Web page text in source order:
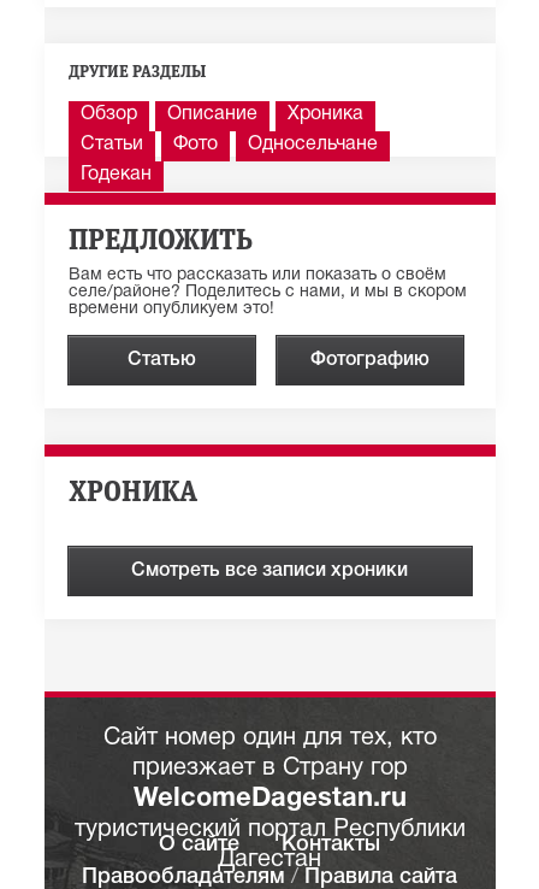
ДРУГИЕ РАЗДЕЛЫ
Обзор Описание
Хроника
Статьи
Фото
Односельчане
Годекан
ПРЕДЛОЖИТЬ
Вам есть что рассказать или показать о своём
селе/районе? Поделитесь с нами, и мы в скором
времени опубликуем это!
Статью Фотографию
ХРОНИКА
Смотреть все записи хроники
Сайт номер один для тех, кто
приезжает в Страну гор
WelcomeDagestan.ru
туристический портал Республики
Дагестан
О сайте
Контакты
Правообладателям / Правила сайта